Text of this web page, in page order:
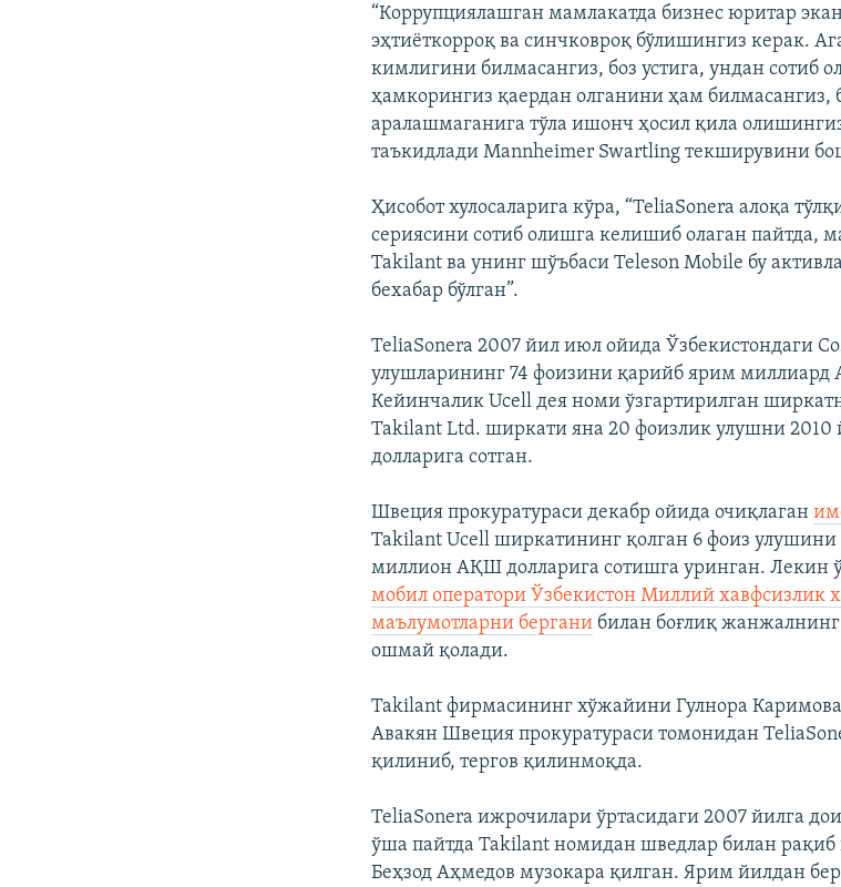
“Коррупциялашган мамлакатда бизнес юритар
эҳтиёткорроқ ва синчковроқ бўлишингиз керак.
кимлигини билмасангиз, боз устига, ундан сотиб
ҳамкорингиз қаердан олганини ҳам билмасангиз,
аралашмаганига тўла ишонч ҳосил қила
таъкидлади Mannheimer Swartling текширувини
Ҳисобот хулосаларига кўра, “TeliaSonera алоқа
сериясини сотиб олишга келишиб олаган пайтда,
Takilant ва унинг шўъбаси Teleson Mobile бу
бехабар бўлган”.
TeliaSonerа 2007 йил июл ойида Ўзбекистондаги
улушларининг 74 фоизини қарийб ярим миллиард
Кейинчалик Ucell дея номи ўзгартирилган
Takilant Ltd. ширкати яна 20 фоизлик улушни
долларига сотган.
Швеция прокуратураси декабр ойида очиқлаган
Takilant Ucell ширкатининг қолган 6 фоиз улушини
миллион АҚШ долларига сотишга уринган. Лекин
мобил оператори Ўзбекистон Миллий хавфсизлик
маълумотларни бергани билан боғлиқ
ошмай қолади.
Takilant фирмасининг хўжайини Гулнора
Авакян Швеция прокуратураси томонидан
қилиниб, тергов қилинмоқда.
TeliaSonera ижрочилари ўртасидаги 2007 йилга
ўша пайтда Takilant номидан шведлар билан
Беҳзод Аҳмедов музокара қилган. Ярим йилдан